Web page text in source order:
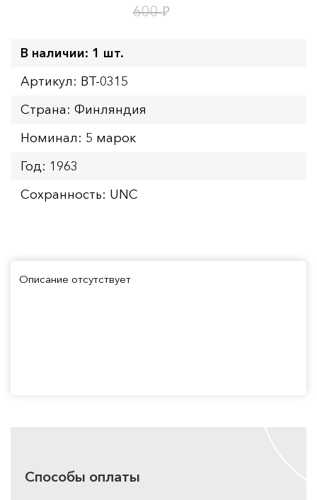
600₽
В наличии: 1 шт.
Артикул: BT-0315
Страна: Финляндия
Номинал: 5 марок
Год: 1963
Сохранность: UNC
Описание отсутствует
Способы оплаты